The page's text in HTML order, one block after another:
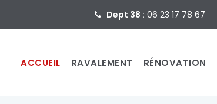
Dept 38 : 06 23 17 78 67
ACCUEIL RAVALEMENT RÉNOVATION